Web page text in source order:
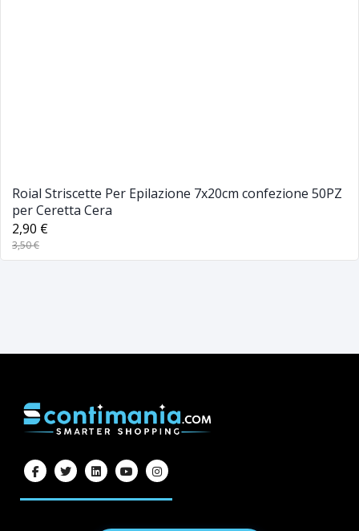
Roial Striscette Per Epilazione 7x20cm confezione 50PZ
per Ceretta Cera
2,90 €
3,50 €